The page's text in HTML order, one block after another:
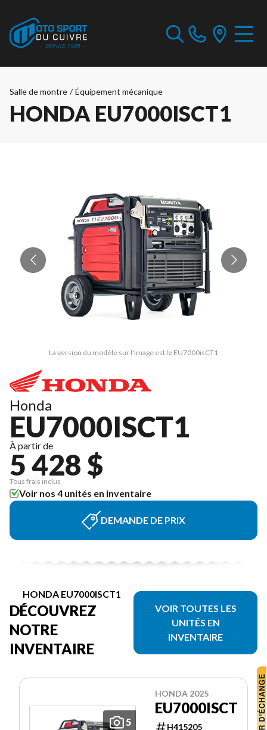
Salle de montre / Équipement mécanique
HONDA EU7000ISCT1
La version du modèle sur l'image est le EU7000isCT1
Honda
EU7000ISCT1
À partir de
5 428 $
Tous frais inclus
Voir nos 4 unités en inventaire
DEMANDE DE PRIX
HONDA EU7000ISCT1
DÉCOUVREZ
NOTRE
INVENTAIRE
VOIR TOUTES LES
UNITÉS EN
INVENTAIRE
5
HONDA 2025
EU7000ISCT
H415205